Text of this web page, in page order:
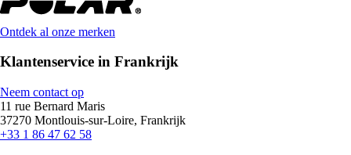
Ontdek al onze merken
Klantenservice in Frankrijk
Neem contact op
11 rue Bernard Maris
37270 Montlouis-sur-Loire, Frankrijk
+33 1 86 47 62 58